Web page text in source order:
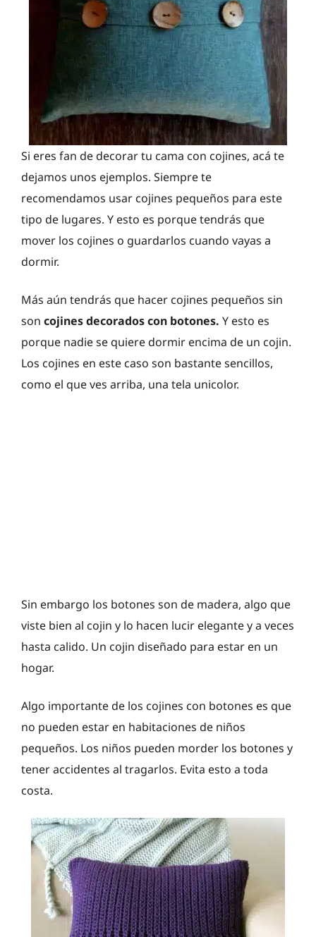
Si eres fan de decorar tu cama con cojines, acá te
dejamos unos ejemplos. Siempre te
recomendamos usar cojines pequeños para este
tipo de lugares. Y esto es porque tendrás que
mover los cojines o guardarlos cuando vayas a
dormir.
Más aún tendrás que hacer cojines pequeños sin
son cojines decorados con botones. Y esto es
porque nadie se quiere dormir encima de un cojin.
Los cojines en este caso son bastante sencillos,
como el que ves arriba, una tela unicolor.
Sin embargo los botones son de madera, algo que
viste bien al cojin y lo hacen lucir elegante y a veces
hasta calido. Un cojin diseñado para estar en un
hogar.
Algo importante de los cojines con botones es que
no pueden estar en habitaciones de niños
pequeños. Los niños pueden morder los botones y
tener accidentes al tragarlos. Evita esto a toda
costa.